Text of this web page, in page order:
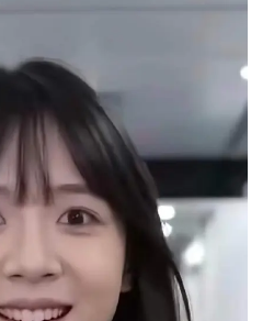
奋进开新局 实干挑大梁